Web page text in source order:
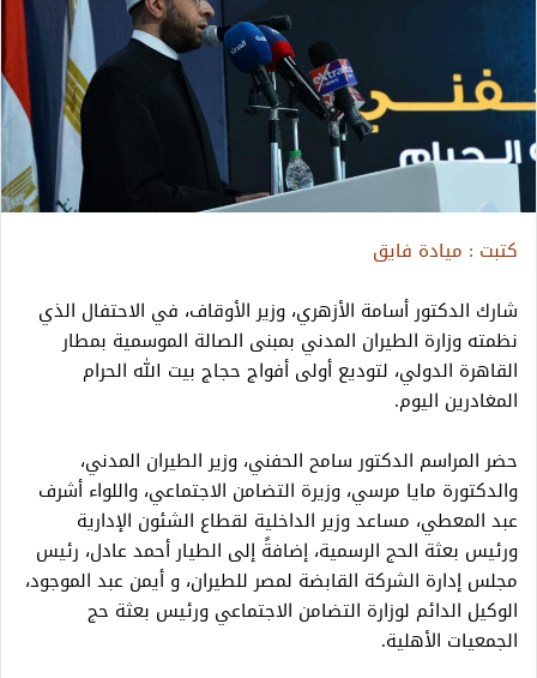
كتبت : ميادة فايق
شارك الدكتور أسامة الأزهري، وزير الأوقاف، في الاحتفال الذي
نظمته وزارة الطيران المدني بمبنى الصالة الموسمية بمطار
القاهرة الدولي، لتوديع أولى أفواج حجاج بيت الله الحرام
المغادرين اليوم.
حضر المراسم الدكتور سامح الحفني، وزير الطيران المدني،
والدكتورة مايا مرسي، وزيرة التضامن الاجتماعي، واللواء أشرف
عبد المعطي، مساعد وزير الداخلية لقطاع الشئون الإدارية
ورئيس بعثة الحج الرسمية، إضافةً إلى الطيار أحمد عادل، رئيس
مجلس إدارة الشركة القابضة لمصر للطيران، و أيمن عبد الموجود،
الوكيل الدائم لوزارة التضامن الاجتماعي ورئيس بعثة حج
الجمعيات الأهلية.